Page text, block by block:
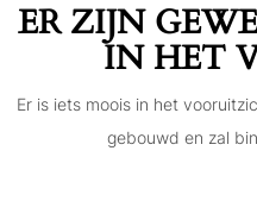
ER ZIJN
IN HET
Er is iets moois in het
gebouwd en zal